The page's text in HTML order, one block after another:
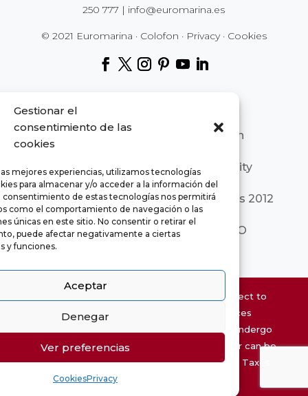
Gestionar el
consentimiento de las
cookies
mejores experiencias, utilizamos tecnologías
para almacenar y/o acceder a la información del
consentimiento de estas tecnologías nos permitirá
como el comportamiento de navegación o las
únicas en este sitio. No consentir o retirar el
puede afectar negativamente a ciertas
y funciones.
Aceptar
Denegar
Ver preferencias
CookiesPrivacy
250 777 | info@euromarina.es
© 2021 Euromarina · Colofon · Privacy· Cookies
Website property information may be subject to
errors and is not contractual. The surfaces
expressed are approximate, being able to undergo
modifications for technical reasons. The offer can be
modified or withdrawn without prior notice. Taxes
and expenses not included.